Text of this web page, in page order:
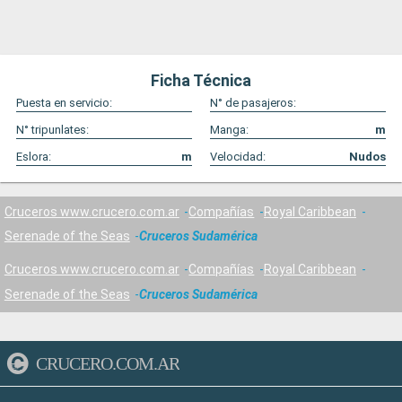
Ficha Técnica
Puesta en servicio:
N° de pasajeros:
N° tripunlates:
Manga:
m
Eslora:
m Velocidad: Nudos
Cruceros www.crucero.com.ar Compañías
Royal Caribbean
Serenade of the Seas
Cruceros Sudamérica
Cruceros www.crucero.com.ar Compañías
Royal Caribbean
Serenade of the Seas
Cruceros Sudamérica
CRUCERO.COM.AR